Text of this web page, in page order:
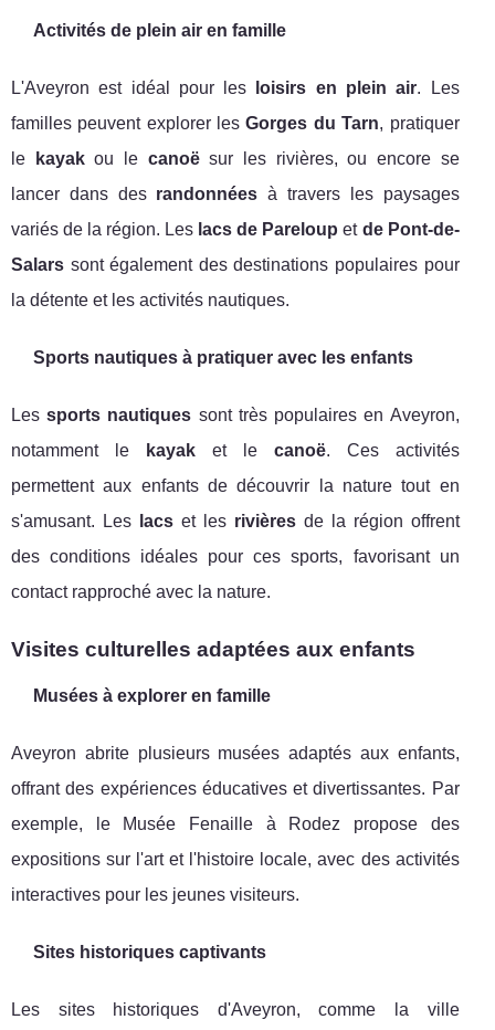
Activités de plein air en famille
L'Aveyron est idéal pour les loisirs en plein air. Les
familles peuvent explorer lesGorges du Tarn, pratiquer
le
kayakou le canoësur les rivières, ou encore se
lancer dans des randonnées à travers les paysages
variés de la région. Les lacs de Pareloup et de Pont-de-
Salars sont également des destinations populaires pour
la détente et les activités nautiques.
Sports nautiques à pratiquer avec les enfants
Lessports nautiques sont très populaires en Aveyron,
notamment le
kayaket le canoë. Ces activités
permettent aux enfants de découvrir la nature tout en
s'amusant. Les
lacset les rivièresde la région offrent
des conditions idéales pour ces sports, favorisant un
contact rapproché avec la nature.
Visites culturelles adaptées aux enfants
Musées à explorer en famille
Aveyron abrite plusieurs musées adaptés aux enfants,
offrant des expériences éducatives et divertissantes. Par
exemple, le Musée Fenaille à Rodez propose des
expositions sur l'art et l'histoire locale, avec des activités
interactives pour les jeunes visiteurs.
Sites historiques captivants
Les sites historiques d'Aveyron, comme la ville